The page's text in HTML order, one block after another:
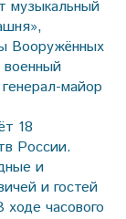
музыкальный
Вооружённых
майор
18
России.
и
и гостей
часового